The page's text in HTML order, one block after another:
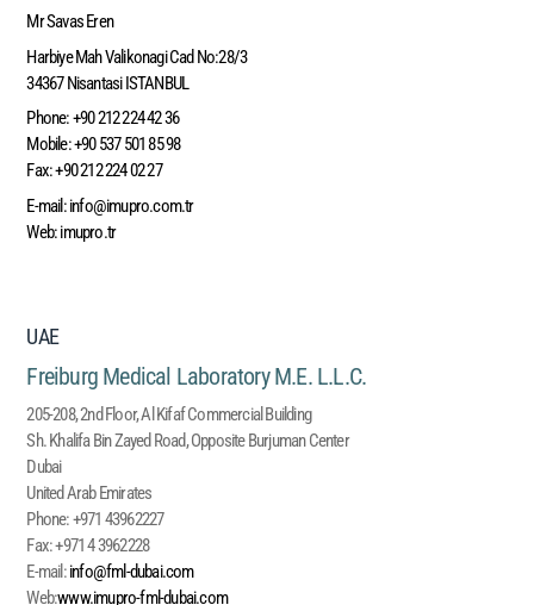
Mr Savas Eren
Harbiye Mah Valikonagi Cad No:28/3
34367 Nisantasi ISTANBUL
Phone:+90 212 224 42 36
Mobile:+90 537 501 85 98
Fax:+90 212 224 02 27
E-mail:info@imupro.com.tr
Web:imupro.tr
UAE
Freiburg Medical Laboratory M.E. L.L.C.
205-208, 2nd Floor, Al Kifaf Commercial Building
Sh. Khalifa Bin Zayed Road, Opposite Burjuman Center
Dubai
United Arab Emirates
Phone:+971 43962227
Fax:+971 4 3962228
E-mail:info@fml-dubai.com
Web:www.imupro-fml-dubai.com